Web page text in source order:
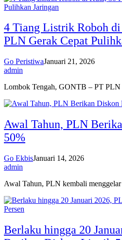
4 Tiang Listrik Roboh
PLN Gerak Cepat
Go PeristiwaJanuari 21, 2026
admin
Lombok Tengah, GONTB – PT
Awal Tahun, PLN
50%
Go EkbisJanuari 14, 2026
admin
Awal Tahun, PLN kembali
Berlaku hingga 20